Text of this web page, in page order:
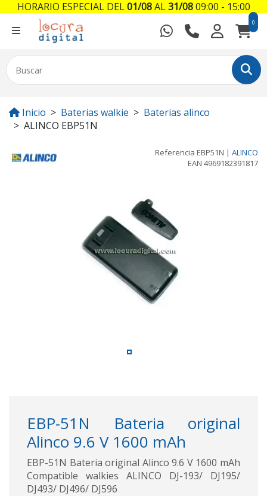
0
Inicio Baterias walkie
Baterias alinco
ALINCO EBP51N
Referencia EBP51N | ALINCO
EAN 4969182391817
EBP-51N Bateria original
Alinco 9.6 V 1600 mAh
EBP-51N Bateria original Alinco 9.6 V 1600 mAh
Compatible walkies ALINCO DJ-193/ DJ195/
DJ493/ DJ496/ DJ596
HORARIO ESPECIAL DEL01/08AL31/0809:00 - 15:00